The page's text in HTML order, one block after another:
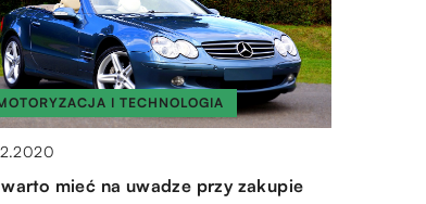
I TECHNOLOGIA
mieć na uwadze przy zakupie